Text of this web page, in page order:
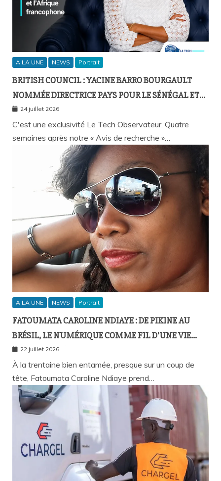
A LA UNE NEWS Portrait
BRITISH COUNCIL : YACINE BARRO BOURGAULT
NOMMÉE DIRECTRICE PAYS POUR LE SÉNÉGAL ET
L’AFRIQUE FRANCOPHONE
24 juillet 2026
C'est une exclusivité Le Tech Observateur. Quatre
semaines après notre « Avis de recherche »…
A LA UNE NEWS Portrait
FATOUMATA CAROLINE NDIAYE : DE PIKINE AU
BRÉSIL, LE NUMÉRIQUE COMME FIL D’UNE VIE
SANS FRONTIÈRES
22 juillet 2026
À la trentaine bien entamée, presque sur un coup de
tête, Fatoumata Caroline Ndiaye prend…